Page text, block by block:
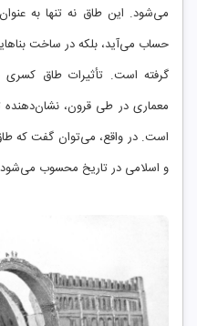
می‌شود. این طاق نه تنها به
حساب می‌آید، بلکه در ساخت
گرفته است. تأثیرات طاق
معماری در طی قرون، نشان‌دهنده
است. در واقع، می‌توان گفت که
و اسلامی در تاریخ محسوب